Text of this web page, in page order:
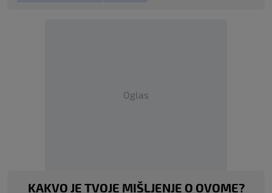
Oglas
KAKVO JE TVOJE MIŠLJENJE O OVOME?